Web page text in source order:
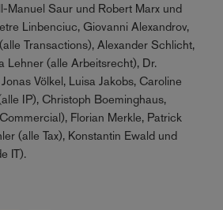
Manuel Saur und Robert Marx und
Linbenciuc, Giovanni Alexandrov,
Transactions), Alexander Schlicht,
Lehner (alle Arbeitsrecht), Dr.
Völkel, Luisa Jakobs, Caroline
IP), Christoph Boeminghaus,
Florian Merkle, Patrick
(alle Tax), Konstantin Ewald und
IT).